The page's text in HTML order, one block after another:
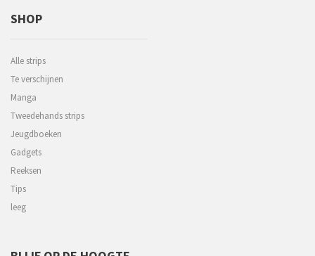
SHOP
Alle strips
Te verschijnen
Manga
Tweedehands strips
Jeugdboeken
Gadgets
Reeksen
Tips
leeg